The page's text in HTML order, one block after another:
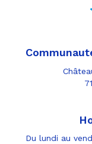
Du lundi au